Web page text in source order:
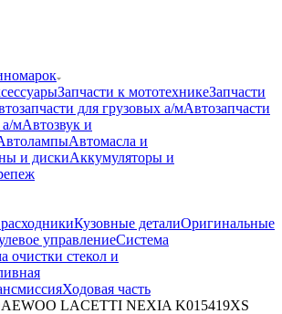
Запчасти к мототехникеЗапчасти
для грузовых а/мАвтозапчасти
а/мАвтозвук и
Автомасла и
и дискиАккумуляторы и
Кузовные деталиОригинальные
управлениеСистема
очистки стекол и
Ходовая часть
LACETTI NEXIA K015419XS